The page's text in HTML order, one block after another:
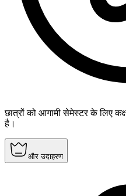
छात्रों को आगामी सेमेस्टर के लिए
है।
और उदाहरण